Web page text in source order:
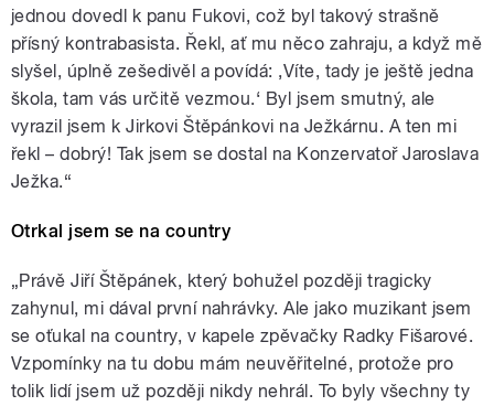
jednou dovedl k panu Fukovi, což byl takový strašně
přísný kontrabasista. Řekl, ať mu něco zahraju, a když mě
slyšel, úplně zešedivěl a povídá: ‚Víte, tady je ještě jedna
škola, tam vás určitě vezmou.‘ Byl jsem smutný, ale
vyrazil jsem k Jirkovi Štěpánkovi na Ježkárnu. A ten mi
řekl – dobrý! Tak jsem se dostal na Konzervatoř Jaroslava
Ježka.“
Otrkal jsem se na country
„Právě Jiří Štěpánek, který bohužel později tragicky
zahynul, mi dával první nahrávky. Ale jako muzikant jsem
se oťukal na country, v kapele zpěvačky Radky Fišarové.
Vzpomínky na tu dobu mám neuvěřitelné, protože pro
tolik lidí jsem už později nikdy nehrál. To byly všechny ty